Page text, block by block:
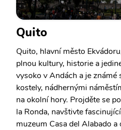
Quito
Quito, hlavní město
plnou kultury, historie a
vysoko v Andách a je
kostely, nádhernými
na okolní hory. Projděte se
la Ronda, navštivte
muzeum Casa del Alabado